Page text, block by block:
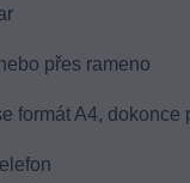
přes rameno
formát A4, dokonce